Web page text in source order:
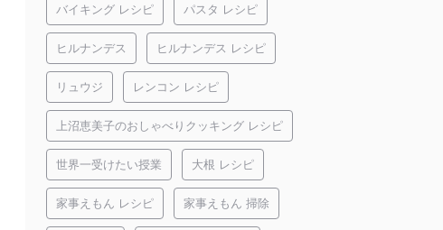
バイキング レシピ パスタ レシピ
ヒルナンデス ヒルナンデス レシピ
リュウジ レンコン レシピ
上沼恵美子のおしゃべりクッキング レシピ
世界一受けたい授業 大根 レシピ
家事えもん レシピ 家事えもん 掃除